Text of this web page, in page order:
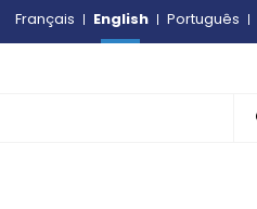
Français English Português